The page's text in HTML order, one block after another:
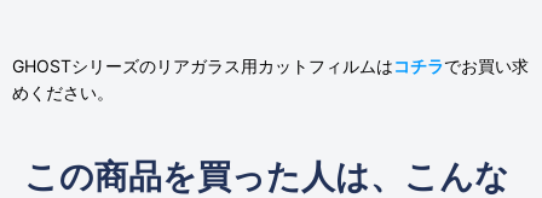
GHOSTシリーズのリアガラス用カットフィルムはコチラでお買い求
めください。
この商品を買った人は、こんな